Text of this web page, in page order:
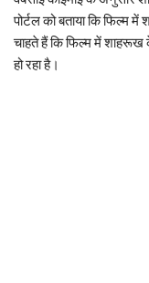
पोर्टल को बताया कि फिल्म
चाहते हैं कि फिल्म में शाहरूख
हो रहा है।